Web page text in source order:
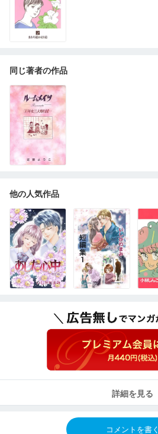
同じ著者の作品
他の人気作品
詳細を見る
コメントを書く